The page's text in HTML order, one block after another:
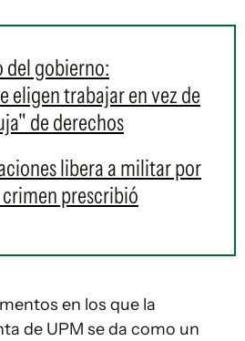
del gobierno:
eligen trabajar en vez de
de derechos
libera a militar por
prescribió
en los que la
de UPM se da como un